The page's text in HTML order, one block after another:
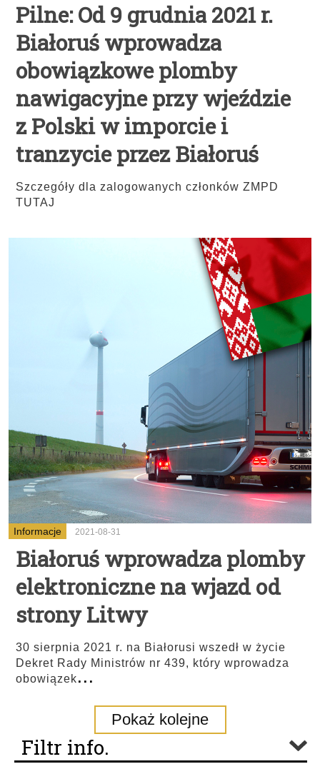
Pilne: Od 9 grudnia 2021 r.
Białoruś wprowadza
obowiązkowe plomby
nawigacyjne przy wjeździe
z Polski w imporcie i
tranzycie przez Białoruś
Szczegóły dla zalogowanych członków ZMPD
TUTAJ
Informacje 2021-08-31
Białoruś wprowadza plomby
elektroniczne na wjazd od
strony Litwy
30 sierpnia 2021 r. na Białorusi wszedł w życie
Dekret Rady Ministrów nr 439, który wprowadza
obowiązek...
Pokaż kolejne
Filtr info.